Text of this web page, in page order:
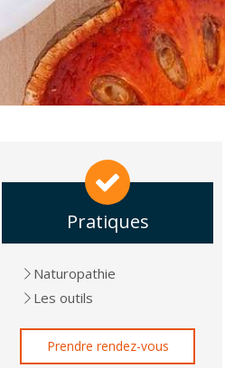
Pratiques
Naturopathie
Les outils
Prendre rendez-vous